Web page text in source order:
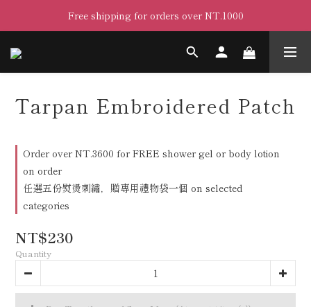
Free shipping for orders over NT.1000
Tarpan Embroidered Patch
Order over NT.3600 for FREE shower gel or body lotion
on order
任選五份熨燙刺繡，贈專用禮物袋一個 on selected
categories
NT$230
Quantity